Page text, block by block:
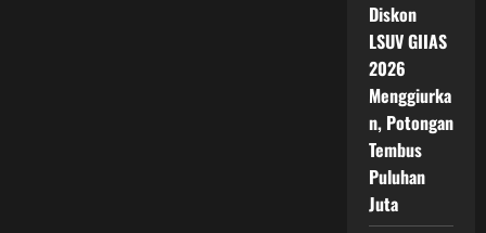
Diskon
LSUV GIIAS
2026
Menggiurka
n, Potongan
Tembus
Puluhan
Juta